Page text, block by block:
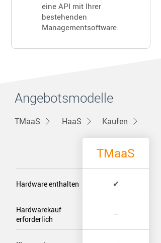
eine API mit Ihrer
bestehenden
Managementsoftware.
Angebotsmodelle
TMaaS HaaS Kaufen
Hardware enthalten
Hardwarekauf
erforderlich
TMaaS
✔
—